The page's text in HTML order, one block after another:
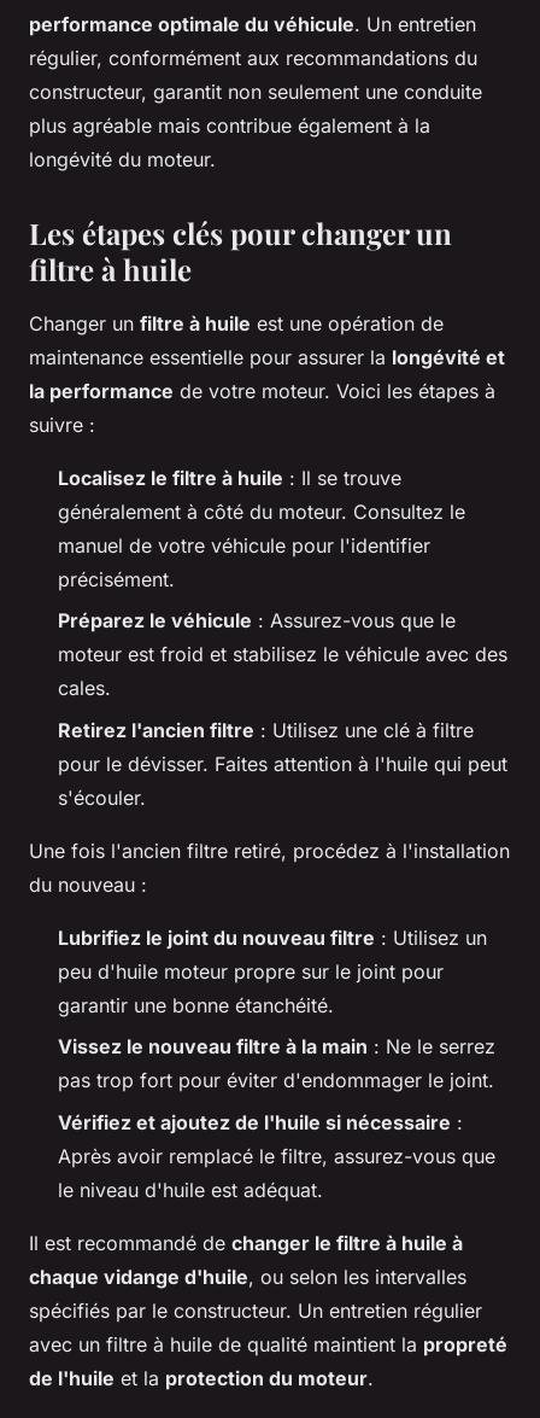
performance optimale du véhicule. Un entretien
régulier, conformément aux recommandations du
constructeur, garantit non seulement une conduite
plus agréable mais contribue également à la
longévité du moteur.
Les étapes clés pour changer un
filtre à huile
Changer un filtre à huile est une opération de
maintenance essentielle pour assurer la longévité et
la performance de votre moteur. Voici les étapes à
suivre :
Localisez le filtre à huile : Il se trouve
généralement à côté du moteur. Consultez le
manuel de votre véhicule pour l'identifier
précisément.
Préparez le véhicule : Assurez-vous que le
moteur est froid et stabilisez le véhicule avec des
cales.
Retirez l'ancien filtre : Utilisez une clé à filtre
pour le dévisser. Faites attention à l'huile qui peut
s'écouler.
Une fois l'ancien filtre retiré, procédez à l'installation
du nouveau :
Lubrifiez le joint du nouveau filtre : Utilisez un
peu d'huile moteur propre sur le joint pour
garantir une bonne étanchéité.
Vissez le nouveau filtre à la main : Ne le serrez
pas trop fort pour éviter d'endommager le joint.
Vérifiez et ajoutez de l'huile si nécessaire :
Après avoir remplacé le filtre, assurez-vous que
le niveau d'huile est adéquat.
Il est recommandé de changer le filtre à huile à
chaque vidange d'huile, ou selon les intervalles
spécifiés par le constructeur. Un entretien régulier
avec un filtre à huile de qualité maintient la propreté
de l'huile et la protection du moteur.